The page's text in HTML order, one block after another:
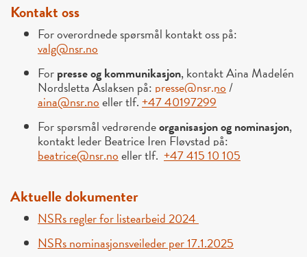
Kontakt oss
For overordnede spørsmål kontakt oss på:
valg@nsr.no
Forpresse og kommunikasjon, kontakt Aina Madelén
Nordsletta Aslaksen på: presse@nsr.no/
aina@nsr.noeller tlf.+47 40197299
For spørsmål vedrørendeorganisasjon og nominasjon,
kontakt leder Beatrice Iren Fløystad på:
beatrice@nsr.noeller tlf. +47 415 10 105
Aktuelle dokumenter
NSRs regler for listearbeid 2024
NSRs nominasjonsveileder per 17.1.2025